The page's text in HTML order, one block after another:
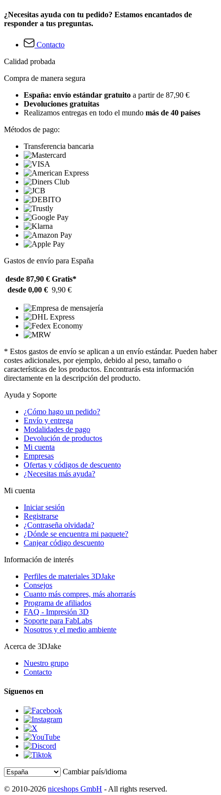
¿Necesitas ayuda con tu pedido? Estamos encantados de
responder a tus preguntas.
Contacto
Calidad probada
Compra de manera segura
España: envío estándar gratuito a partir de 87,90 €
Devoluciones gratuitas
Realizamos entregas en todo el mundo más de 40 países
Métodos de pago:
Transferencia bancaria
Gastos de envío para España
desde 87,90 € Gratis*
desde 0,00 € 9,90 €
* Estos gastos de envío se aplican a un envío estándar. Pueden haber
costes adicionales, por ejemplo, debido al peso, tamaño o
características de los productos. Encontrarás esta información
directamente en la descripción del producto.
Ayuda y Soporte
¿Cómo hago un pedido?
Envío y entrega
Modalidades de pago
Devolución de productos
Mi cuenta
Empresas
Ofertas y códigos de descuento
¿Necesitas más ayuda?
Mi cuenta
Iniciar sesión
Registrarse
¿Contraseña olvidada?
¿Dónde se encuentra mi paquete?
Canjear código descuento
Información de interés
Perfiles de materiales 3DJake
Consejos
Cuanto más compres, más ahorrarás
Programa de afiliados
FAQ - Impresión 3D
Soporte para FabLabs
Nosotros y el medio ambiente
Acerca de 3DJake
Nuestro grupo
Contacto
Síguenos en
Cambiar país/idioma
© 2010-2026 niceshops GmbH - All rights reserved.